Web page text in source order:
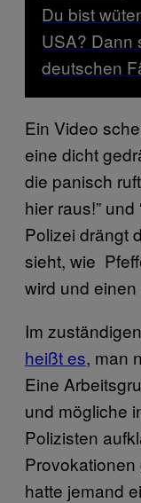
Du bist
USA? Dann
deutschen
Ein Video
eine dicht
die panisch
hier raus!”
Polizei drängt
sieht, wie
wird und
Im
heißt es, man
Eine
und mögliche
Polizisten
hatte jemand